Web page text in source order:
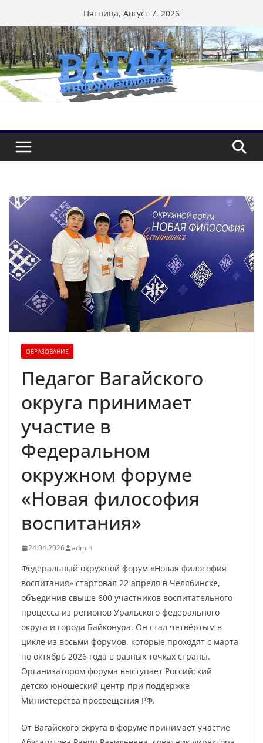
к
содержимому
Пятница, Август 7, 2026
ОБРАЗОВАНИЕ
Педагог Вагайского
округа принимает
участие в
Федеральном
окружном форуме
«Новая философия
воспитания»
24.04.2026 admin
Федеральный окружной форум «Новая философия
воспитания» стартовал 22 апреля в Челябинске,
объединив свыше 600 участников воспитательного
процесса из регионов Уральского федерального
округа и города Байконура. Он стал четвёртым в
цикле из восьми форумов, которые проходят с марта
по октябрь 2026 года в разных точках страны.
Организатором форума выступает Российский
детско-юношеский центр при поддержке
Министерства просвещения РФ.
От Вагайского округа в форуме принимает участие